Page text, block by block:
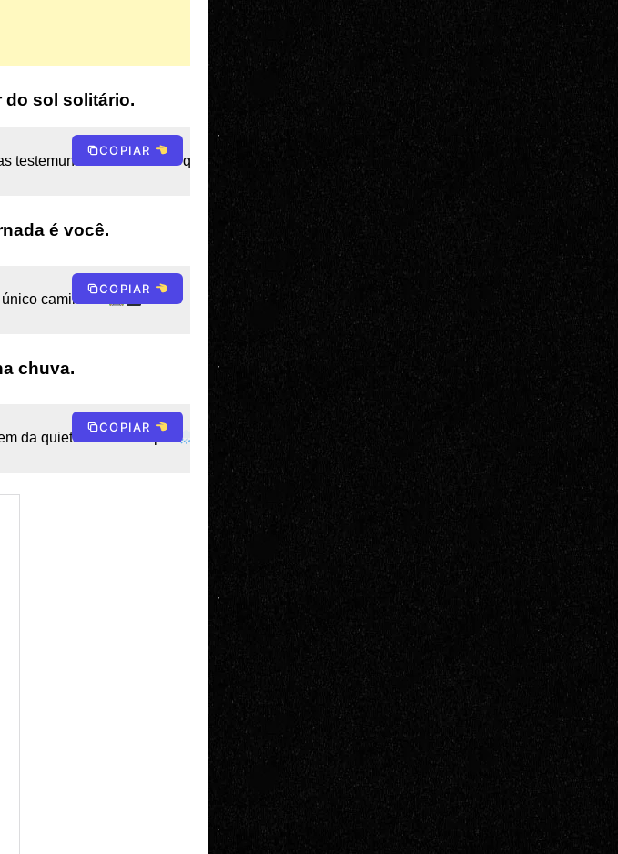
do sol solitário.
testemunhando o menino que superou o medo
COPIAR
é você.
caminho?
COPIAR
chuva.
da quietude ininterrupta
COPIAR